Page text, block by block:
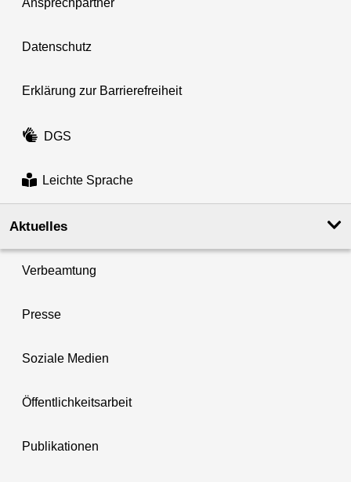
Ansprechpartner
Datenschutz
Erklärung zur Barrierefreiheit
DGS
Leichte Sprache
Aktuelles
Verbeamtung
Presse
Soziale Medien
Öffentlichkeitsarbeit
Publikationen